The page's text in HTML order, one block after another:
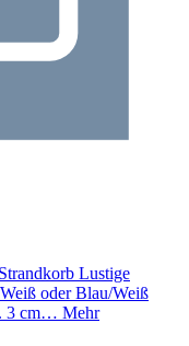
Lustige
oder Blau/Weiß
3 cm… Mehr